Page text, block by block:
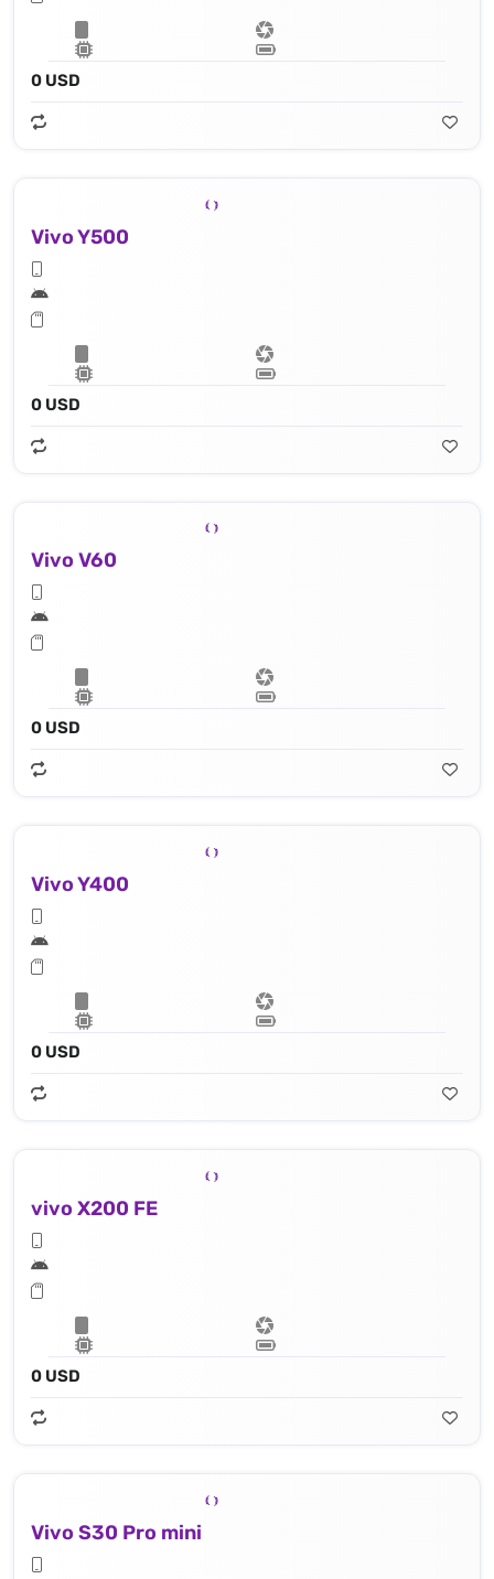
0 USD
Vivo Y500
0 USD
Vivo V60
0 USD
Vivo Y400
0 USD
vivo X200 FE
0 USD
Vivo S30 Pro mini